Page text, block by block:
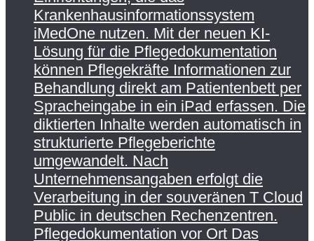
Krankenhausinformationssystem
iMedOne nutzen. Mit der neuen KI-
Lösung für die Pflegedokumentation
können Pflegekräfte Informationen zur
Behandlung direkt am Patientenbett per
Spracheingabe in ein iPad erfassen. Die
diktierten Inhalte werden automatisch in
strukturierte Pflegeberichte
umgewandelt. Nach
Unternehmensangaben erfolgt die
Verarbeitung in der souveränen T Cloud
Public in deutschen Rechenzentren.
Pflegedokumentation vor Ort Das